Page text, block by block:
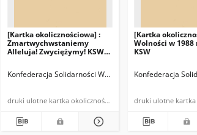
w Kielcach
[Kartka okolicznościowa] :
Zmartwychwstaniemy
Alleluja! Zwyciężymy! KSW
Konfederacja Solidarności Walczącej w Kielcach
druki ulotne kartka okolicznościowa powielona
[Kartka
Wolności w 1988
KSW
Konfederacja
druki